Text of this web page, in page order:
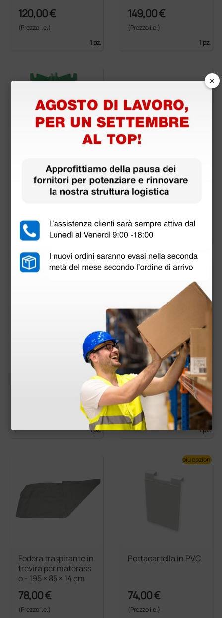
120,00 €
(Prezzo i.e.)
1 pz.
149,00 €
(Prezzo i.e.)
1 pz.
Asta portaflebo 4 ga
nci per letti degenza
(Prezzo i.e.)
1 pz.
Cintura di sicurezza
per il fissaggio al lett
o - a movimento sing
olo - L-XL
(Prezzo i.e.)
Fodera impermeabil
e universale per mat
erasso - 190 × 80 × 14
1 pz.
Fodera traspirante in
trevira per materass
o - 190 × 80 × 12 cm
69,00 €
(Prezzo i.e.)
1 pz.
Fodera traspirante in
trevira per materass
o - 195 × 85 × 14 cm
78,00 €
(Prezzo i.e.)
Portacartella in PVC
74,00 €
(Prezzo i.e.)
più opzioni
×